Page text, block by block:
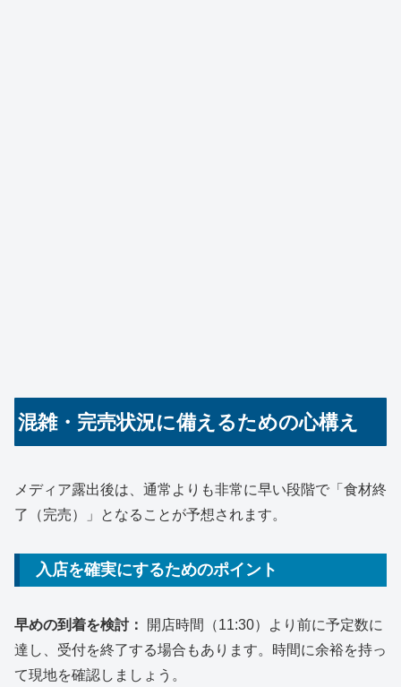
混雑・完売状況に備えるための心構え
メディア露出後は、通常よりも非常に早い段階で「食材終
了（完売）」となることが予想されます。
入店を確実にするためのポイント
早めの到着を検討：
開店時間（11:30）より前に予定数に
達し、受付を終了する場合もあります。時間に余裕を持っ
て現地を確認しましょう。